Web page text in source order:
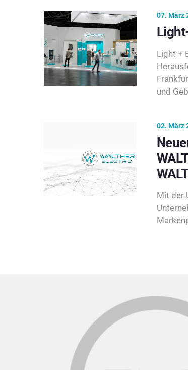
07. März
Light +
und
02. März
Mit der